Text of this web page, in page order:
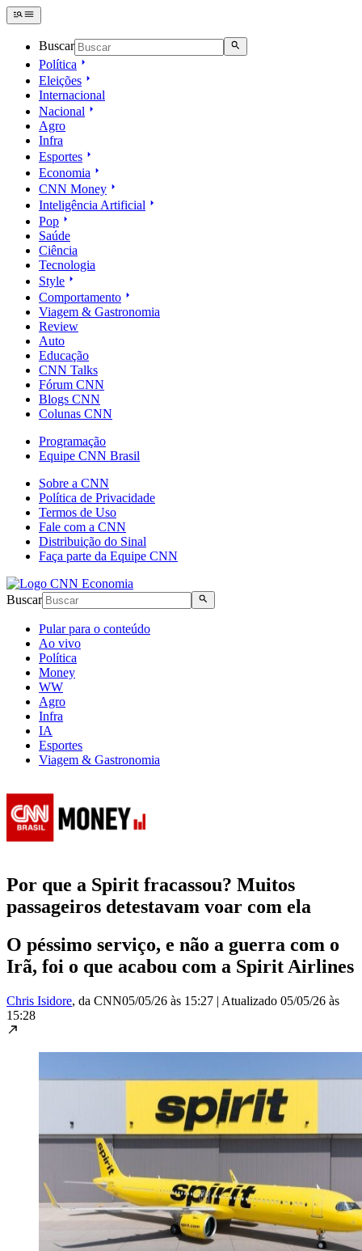
Buscar
Política
Eleições
Internacional
Nacional
Agro
Infra
Esportes
Economia
CNN Money
Inteligência Artificial
Pop
Saúde
Ciência
Tecnologia
Style
Comportamento
Viagem & Gastronomia
Review
Auto
Educação
CNN Talks
Fórum CNN
Blogs CNN
Colunas CNN
Programação
Equipe CNN Brasil
Sobre a CNN
Política de Privacidade
Termos de Uso
Fale com a CNN
Distribuição do Sinal
Faça parte da Equipe CNN
Buscar
Pular para o conteúdo
Ao vivo
Política
Money
WW
Agro
Infra
IA
Esportes
Viagem & Gastronomia
Por que a Spirit fracassou? Muitos
passageiros detestavam voar com ela
O péssimo serviço, e não a guerra com o
Irã, foi o que acabou com a Spirit Airlines
Chris Isidore, da CNN05/05/26 às 15:27 | Atualizado 05/05/26 às
15:28